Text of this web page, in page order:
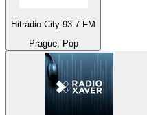
Hitrádio City 93.7 FM
Prague, Pop